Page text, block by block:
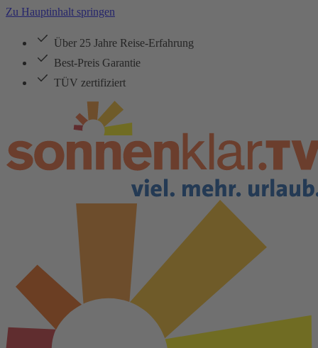
Zu Hauptinhalt springen
Über 25 Jahre Reise-Erfahrung
Best-Preis Garantie
TÜV zertifiziert